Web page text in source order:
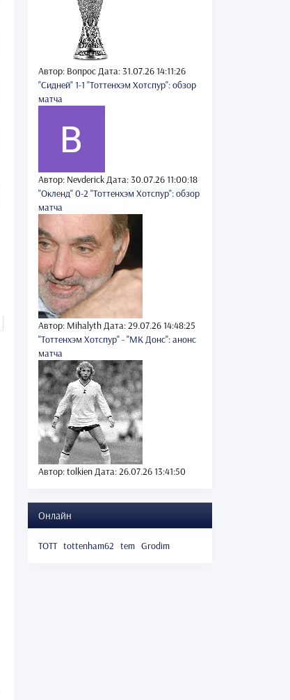
Автор: ВопросДата: 31.07.26 14:11:26
"Сидней" 1-1 "Тоттенхэм Хотспур": обзор
матча
Автор: NevderickДата: 30.07.26 11:00:18
"Окленд" 0-2 "Тоттенхэм Хотспур": обзор
матча
Автор: MihalythДата: 29.07.26 14:48:25
"Тоттенхэм Хотспур" - "МК Донс": анонс
матча
Автор: tolkienДата: 26.07.26 13:41:50
Онлайн
TOTT tottenham62 tem Grodim